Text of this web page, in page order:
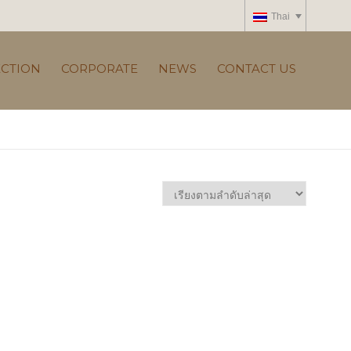
Thai
CORPORATE NEWS CONTACT US